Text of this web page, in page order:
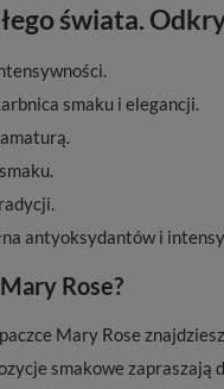
świata.
smaku i elegancji.
antyoksydantów i
Rose?
Mary Rose
smakowe zapraszają